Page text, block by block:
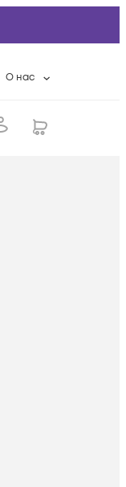
О нас
Контактная